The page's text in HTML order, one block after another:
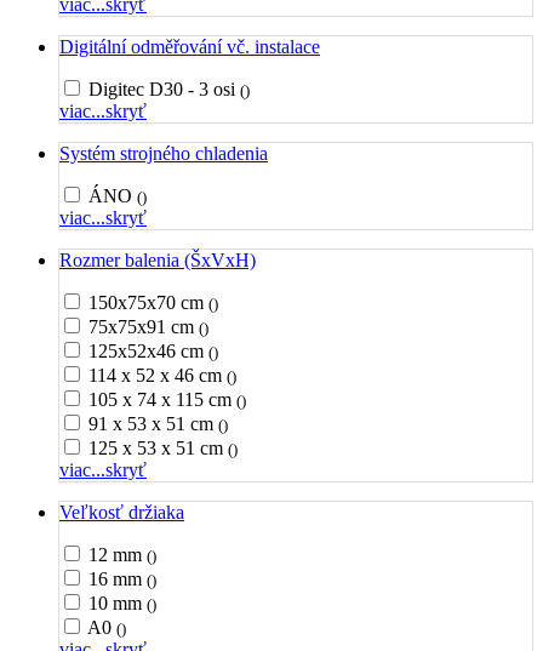
viac...skryť
Digitální odměřování vč. instalace
Digitec D30 - 3 osi ()
viac...skryť
Systém strojného chladenia
ÁNO ()
viac...skryť
Rozmer balenia (ŠxVxH)
150x75x70 cm ()
75x75x91 cm ()
125x52x46 cm ()
114 x 52 x 46 cm ()
105 x 74 x 115 cm ()
91 x 53 x 51 cm ()
125 x 53 x 51 cm ()
viac...skryť
Veľkosť držiaka
12 mm ()
16 mm ()
10 mm ()
A0 ()